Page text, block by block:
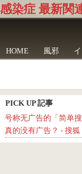
感染症 最新関
HOME 風邪
PICK UP 記事
号称无广告的「简单
真的没有广告？ - 搜狐